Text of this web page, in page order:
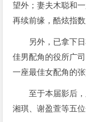
望外；妻夫木聪和
再续前缘，酷炫指数
另外，已拿下
佳男配角的役所广
一座最佳女配角的
至于本届影后
湘琪、谢盈萱等五